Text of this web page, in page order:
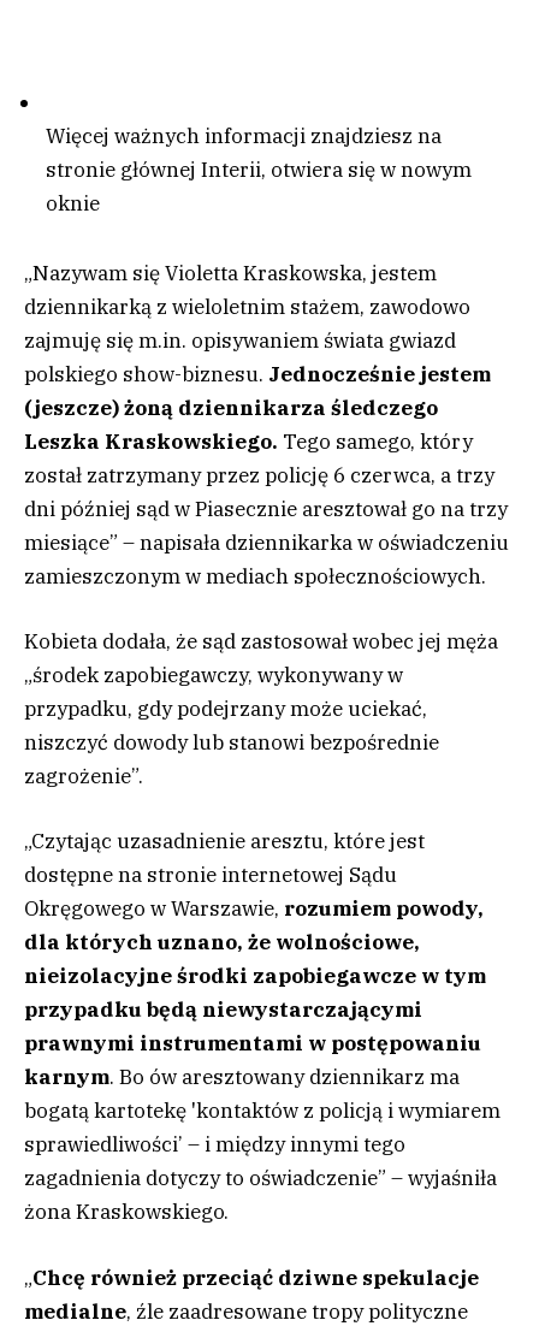
Więcej ważnych informacji znajdziesz na
stronie głównej Interii, otwiera się w nowym
oknie
„Nazywam się Violetta Kraskowska, jestem
dziennikarką z wieloletnim stażem, zawodowo
zajmuję się m.in. opisywaniem świata gwiazd
polskiego show-biznesu. Jednocześnie jestem
(jeszcze) żoną dziennikarza śledczego
Leszka Kraskowskiego. Tego samego, który
został zatrzymany przez policję 6 czerwca, a trzy
dni później sąd w Piasecznie aresztował go na trzy
miesiące” – napisała dziennikarka w oświadczeniu
zamieszczonym w mediach społecznościowych.
Kobieta dodała, że sąd zastosował wobec jej męża
„środek zapobiegawczy, wykonywany w
przypadku, gdy podejrzany może uciekać,
niszczyć dowody lub stanowi bezpośrednie
zagrożenie”.
„Czytając uzasadnienie aresztu, które jest
dostępne na stronie internetowej Sądu
Okręgowego w Warszawie, rozumiem powody,
dla których uznano, że wolnościowe,
nieizolacyjne środki zapobiegawcze w tym
przypadku będą niewystarczającymi
prawnymi instrumentami w postępowaniu
karnym. Bo ów aresztowany dziennikarz ma
bogatą kartotekę 'kontaktów z policją i wymiarem
sprawiedliwości’ – i między innymi tego
zagadnienia dotyczy to oświadczenie” – wyjaśniła
żona Kraskowskiego.
„Chcę również przeciąć dziwne spekulacje
medialne, źle zaadresowane tropy polityczne